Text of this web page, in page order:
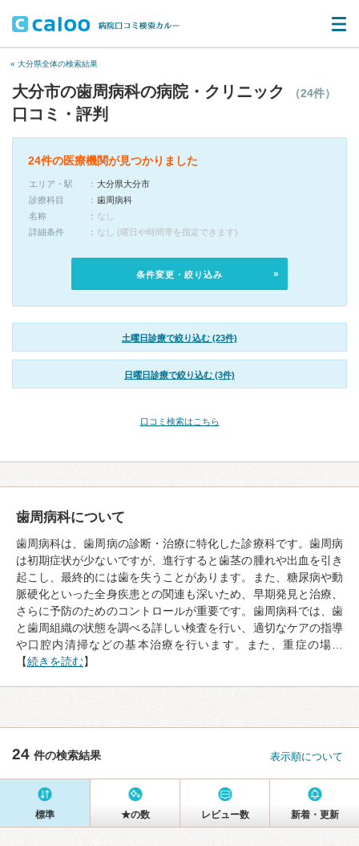
« 大分県全体の検索結果
大分市の歯周病科の病院・クリニック （24件）
口コミ・評判
24件の医療機関が見つかりました
エリア・駅
大分県大分市
診療科目
歯周病科
名称
なし
詳細条件
なし (曜日や時間帯を指定できます)
条件変更・絞り込み
土曜日診療で絞り込む (23件)
日曜日診療で絞り込む (3件)
口コミ検索はこちら
歯周病科について
歯周病科は、歯周病の診断・治療に特化した診療科です。歯周病
は初期症状が少ないですが、進行すると歯茎の腫れや出血を引き
起こし、最終的には歯を失うことがあります。また、糖尿病や動
脈硬化といった全身疾患との関連も深いため、早期発見と治療、
さらに予防のためのコントロールが重要です。歯周病科では、歯
と歯周組織の状態を調べる詳しい検査を行い、適切なケアの指導
や口腔内清掃などの基本治療を行います。また、重症の場…
【続きを読む】
24 件の検索結果 表示順について
標準 ★の数 レビュー数 新着・更新